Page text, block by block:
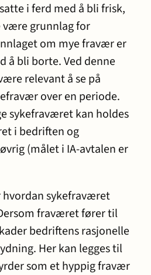
i ferd med å bli frisk,
være grunnlag for
om mye fravær er
å bli borte. Ved denne
relevant å se på
over en periode.
sykefraværet kan holdes
i bedriften og
(målet i IA-avtalen er
sykefraværet
fraværet fører til
bedriftens rasjonelle
Her kan legges til
som et hyppig fravær